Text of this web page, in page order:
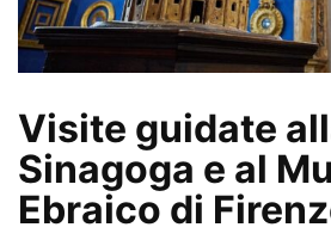
Visite guidate
Sinagoga e al
Ebraico di